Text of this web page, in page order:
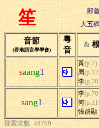
笙 部
大五
音節
(香港語言學學會)
粵
音
&
saang1
黃(p.7)
周
李
sang1
李
何
張群顯
搜索次數: 49769